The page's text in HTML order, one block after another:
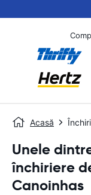
Acasă
Unele
închiriere
Canoinhas